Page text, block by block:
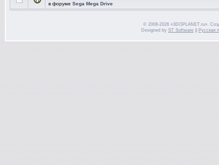
в форуме Sega Mega Drive
© 2008-2026 «3DOPLANET.ru».
Designed by ST Software Русская